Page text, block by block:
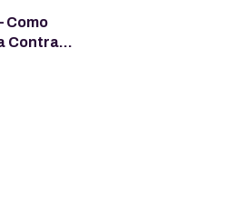
Como
Contra